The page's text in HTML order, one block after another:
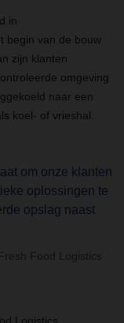
in
begin van de bouw
zijn klanten
omgeving
naar een
koel- of vrieshal.
om onze klanten
oplossingen te
opslag naast
Food Logistics